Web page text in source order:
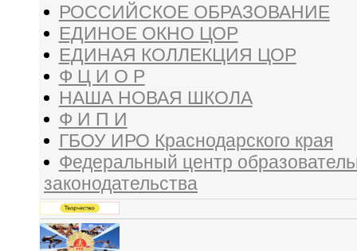
РОССИЙСКОЕ ОБРАЗОВАНИЕ
ЕДИНОЕ ОКНО ЦОР
ЕДИНАЯ КОЛЛЕКЦИЯ ЦОР
Ф Ц И О Р
НАША НОВАЯ ШКОЛА
Ф И П И
ГБОУ ИРО Краснодарского края
Федеральный центр
законодательства